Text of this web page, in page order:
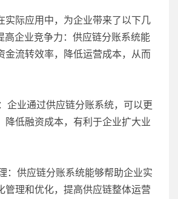
实际应用中，为企业带来了以下几
高企业竞争力：供应链分账系统能
金流转效率，降低运营成本，从而
企业通过供应链分账系统，可以更
降低融资成本，有利于企业扩大业
：供应链分账系统能够帮助企业实
管理和优化，提高供应链整体运营